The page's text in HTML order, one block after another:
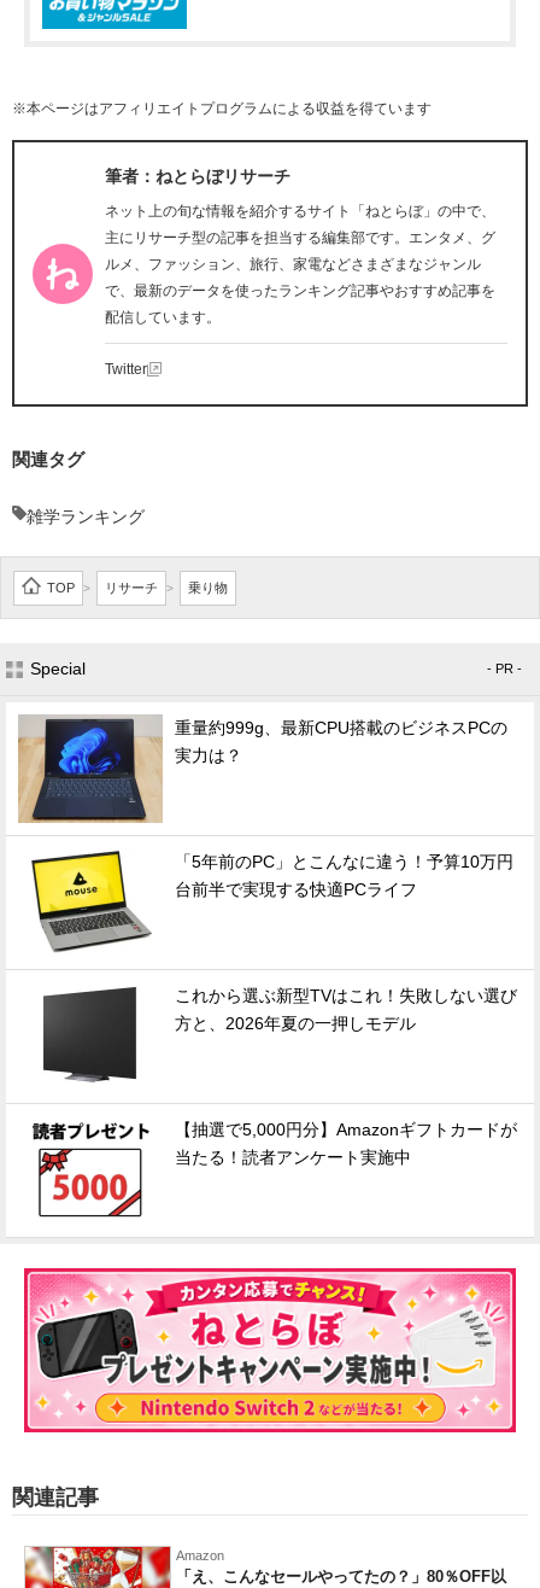
※本ページはアフィリエイトプログラムによる収益を得ています
筆者：ねとらぼリサーチ
ネット上の旬な情報を紹介するサイト「ねとらぼ」の中で、
主にリサーチ型の記事を担当する編集部です。エンタメ、グ
ルメ、ファッション、旅行、家電などさまざまなジャンル
で、最新のデータを使ったランキング記事やおすすめ記事を
配信しています。
Twitter
関連タグ
雑学ランキング
TOP > リサーチ > 乗り物
Special - PR -
重量約999g、最新CPU搭載のビジネスPCの
実力は？
「5年前のPC」とこんなに違う！予算10万円
台前半で実現する快適PCライフ
これから選ぶ新型TVはこれ！失敗しない選び
方と、2026年夏の一押しモデル
【抽選で5,000円分】Amazonギフトカードが
当たる！読者アンケート実施中
関連記事
Amazon
「え、こんなセールやってたの？」80％OFF以